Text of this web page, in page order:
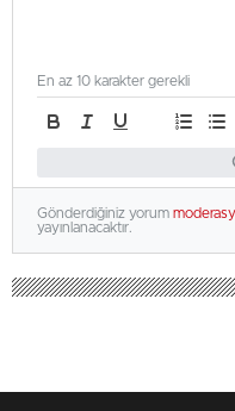
En az 10 karakter gerekli
Gönderdiğiniz yorum
yayınlanacaktır.